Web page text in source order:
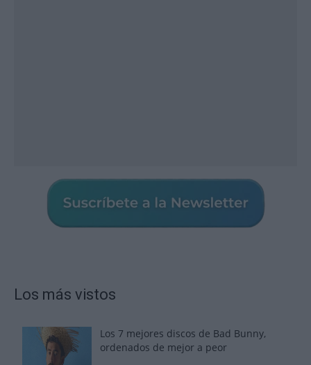
Los más vistos
Los 7 mejores discos de Bad Bunny,
ordenados de mejor a peor